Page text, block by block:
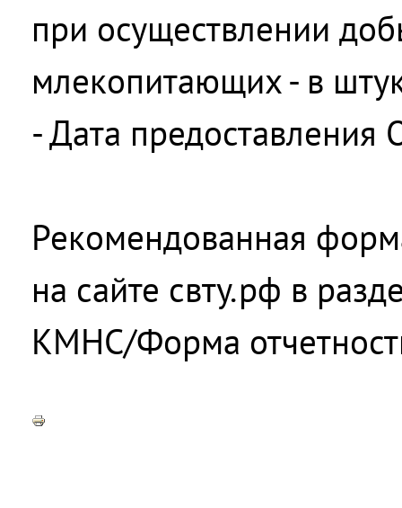
при осуществлении
млекопитающих - в
- Дата предоставления
Рекомендованная
на сайте свту.рф в
КМНС/Форма